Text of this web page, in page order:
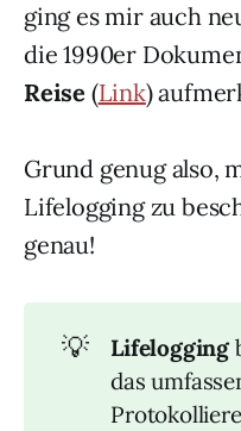
ging es mir auch
die 1990er
Reise (Link)
Grund genug also,
Lifelogging zu
genau!
💡 Lifelogging
das